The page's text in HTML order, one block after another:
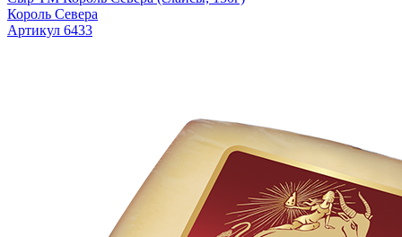
Король Севера
Артикул 6433